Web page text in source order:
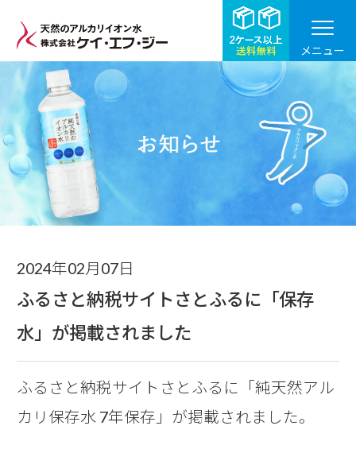
メニュー
お知らせ
2024年02月07日
ふるさと納税サイトさとふるに「保存
水」が掲載されました
ふるさと納税サイトさとふるに「純天然アル
カリ保存水 7年保存」が掲載されました。